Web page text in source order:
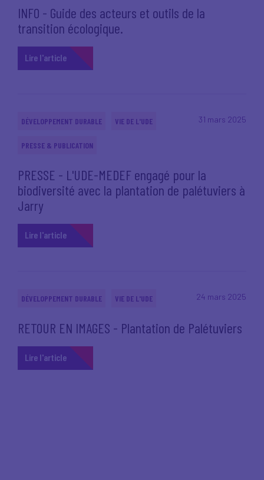
INFO - Guide des acteurs et outils de la
transition écologique.
Lire l'article
31 mars 2025
DÉVELOPPEMENT DURABLE VIE DE L'UDE
PRESSE & PUBLICATION
PRESSE - L'UDE-MEDEF engagé pour la
biodiversité avec la plantation de palétuviers à
Jarry
Lire l'article
24 mars 2025
DÉVELOPPEMENT DURABLE VIE DE L'UDE
RETOUR EN IMAGES - Plantation de Palétuviers
Lire l'article